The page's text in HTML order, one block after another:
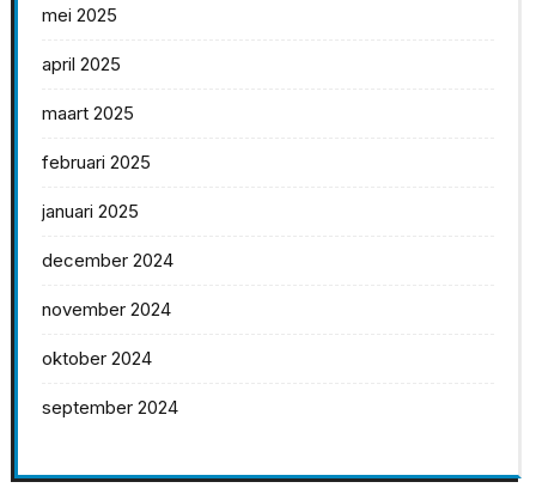
mei 2025
april 2025
maart 2025
februari 2025
januari 2025
december 2024
november 2024
oktober 2024
september 2024